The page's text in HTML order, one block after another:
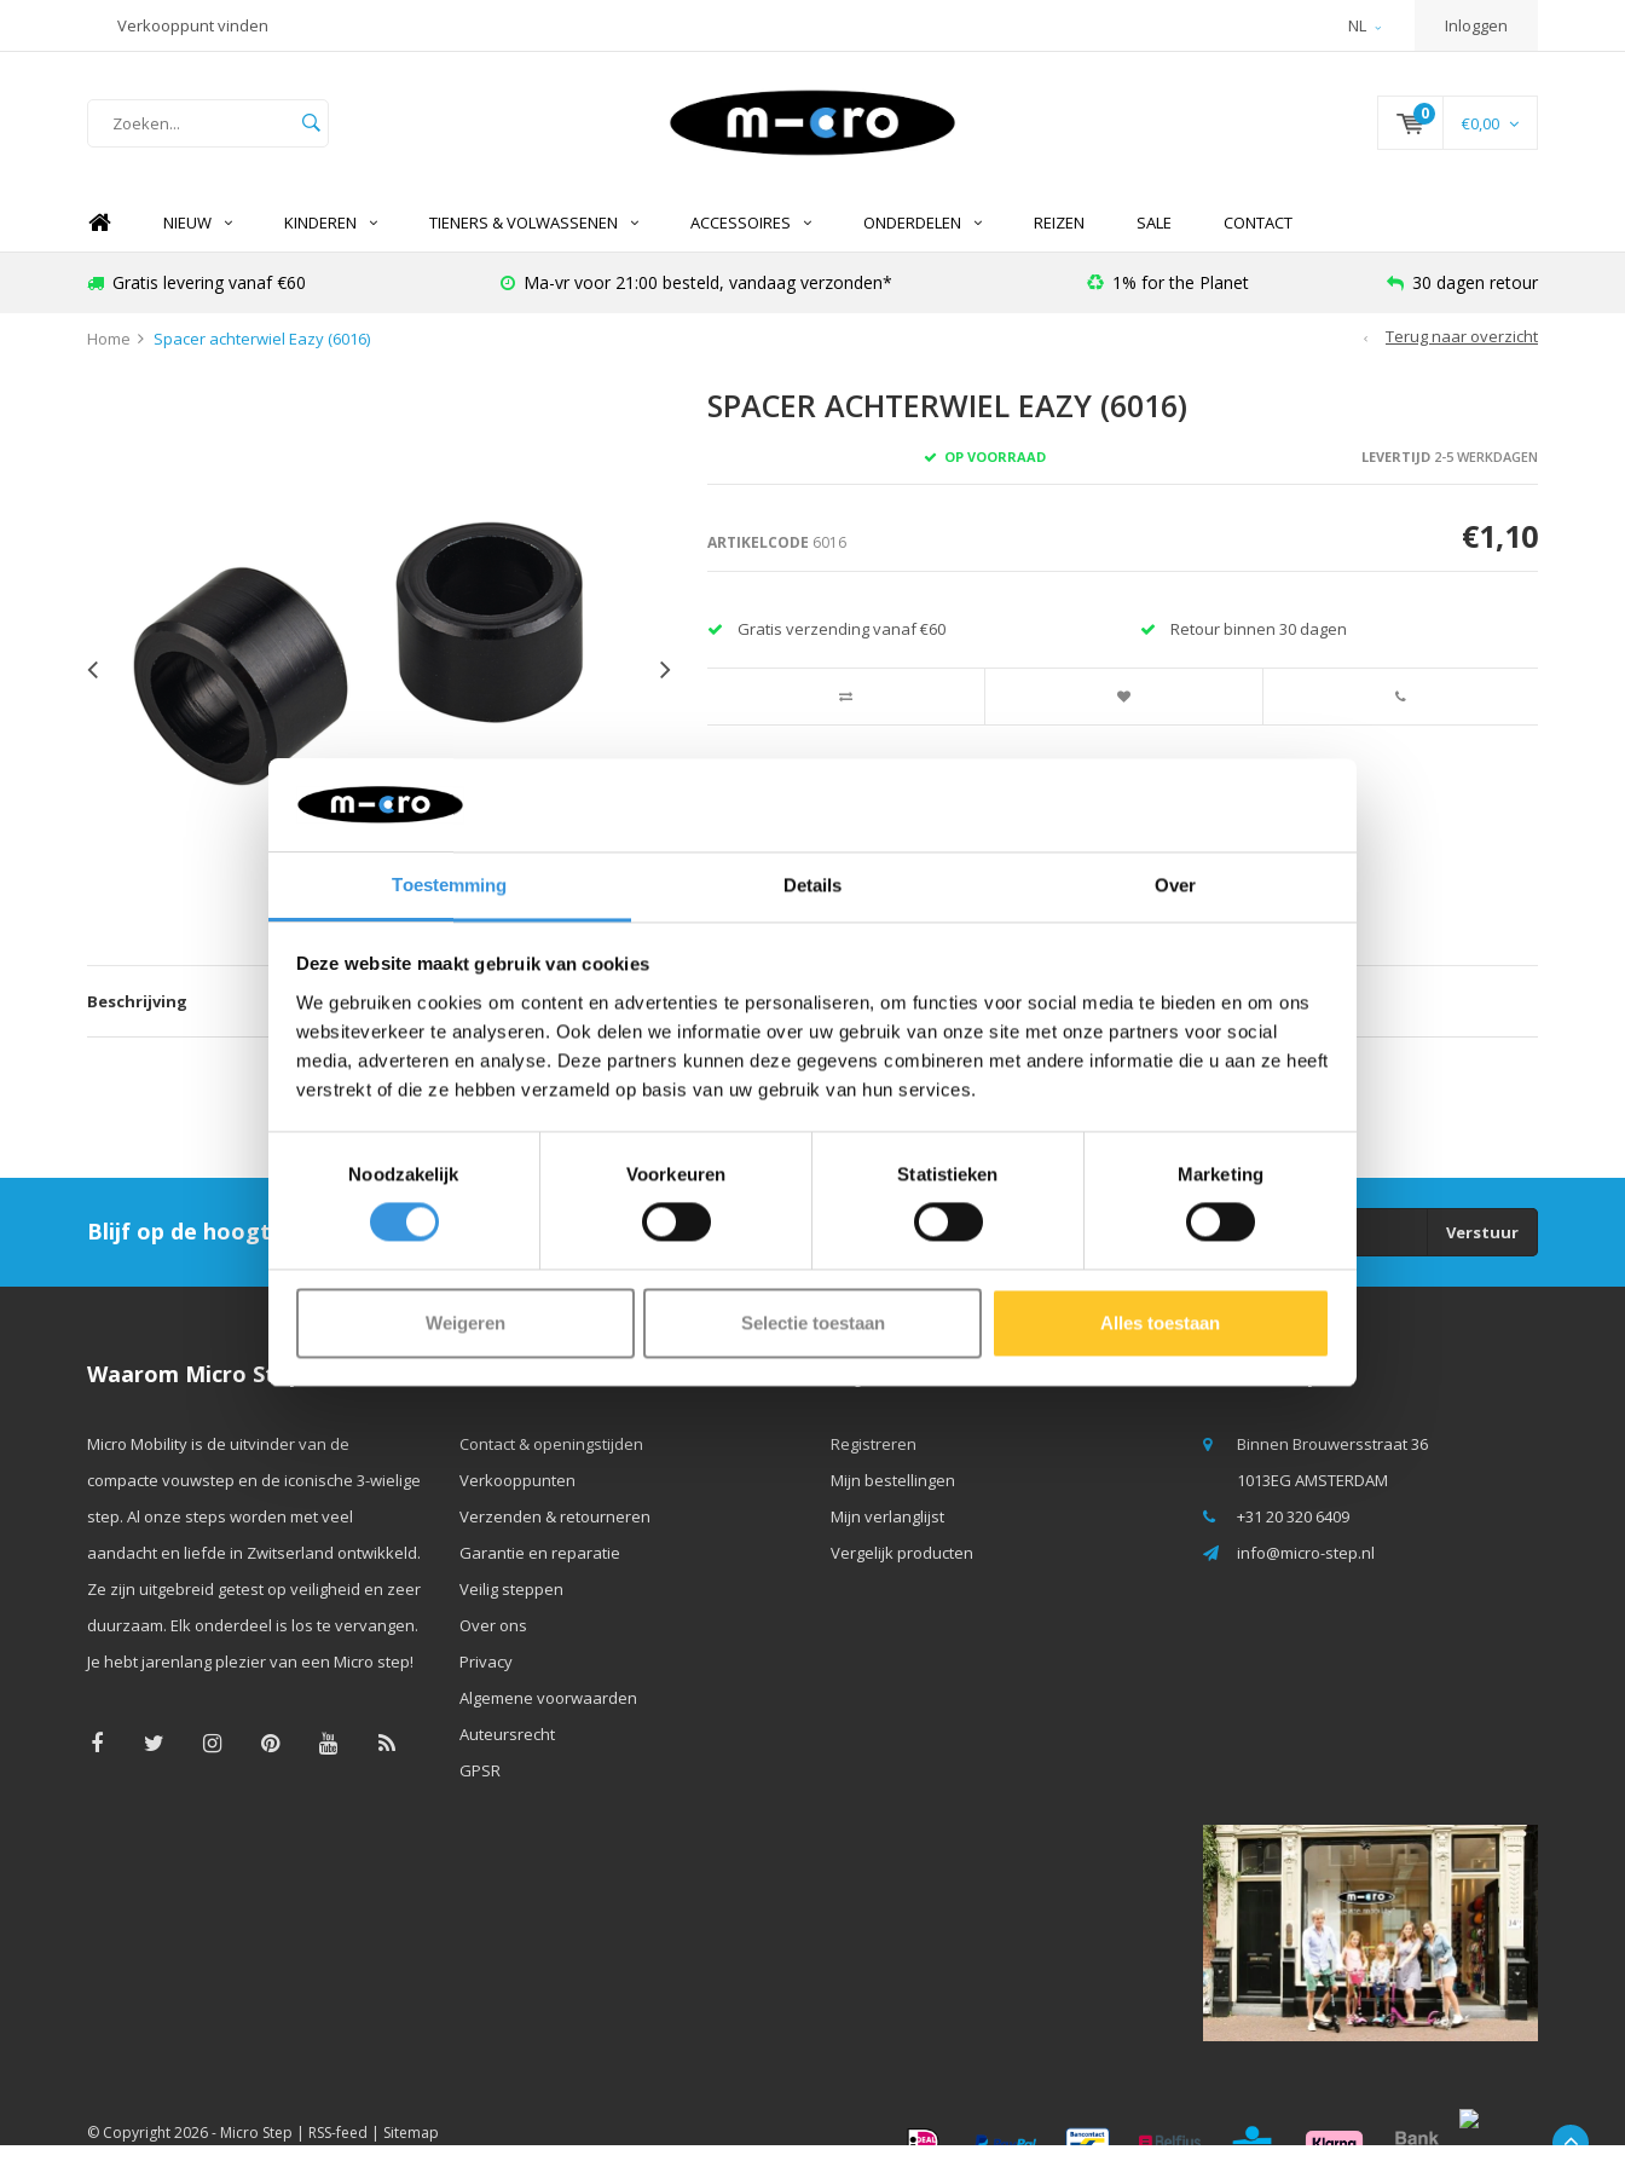
Toestemming Details Over
Deze website maakt gebruik van cookies
We gebruiken cookies om content en advertenties te personaliseren, om functies voor social media te bieden en om ons
websiteverkeer te analyseren. Ook delen we informatie over uw gebruik van onze site met onze partners voor social
media, adverteren en analyse. Deze partners kunnen deze gegevens combineren met andere informatie die u aan ze heeft
verstrekt of die ze hebben verzameld op basis van uw gebruik van hun services.
Noodzakelijk
Voorkeuren Statistieken Marketing
Weigeren Selectie toestaan Alles toestaan
Verkooppunt vinden NL Inloggen
0 €0,00
NIEUW KINDEREN TIENERS & VOLWASSENEN ACCESSOIRES ONDERDELEN REIZEN SALE CONTACT
Gratis levering vanaf €60 Ma-vr voor 21:00 besteld, vandaag verzonden* 1% for the Planet 30 dagen retour
Home Spacer achterwiel Eazy (6016) Terug naar overzicht
SPACER ACHTERWIEL EAZY (6016)
OP VOORRAAD LEVERTIJD2-5 WERKDAGEN
ARTIKELCODE 6016 €1,10
Gratis verzending vanaf €60 Retour binnen 30 dagen
Beschrijving
Blijf op de hoogte en schrijf je in voor onze nieuwsbrief Verstuur
Waarom Micro Step?
Micro Mobility is de uitvinder van de
compacte vouwstep en de iconische 3-wielige
step. Al onze steps worden met veel
aandacht en liefde in Zwitserland ontwikkeld.
Ze zijn uitgebreid getest op veiligheid en zeer
duurzaam. Elk onderdeel is los te vervangen.
Je hebt jarenlang plezier van een Micro step!
Contact & openingstijden
Verkooppunten
Verzenden & retourneren
Garantie en reparatie
Veilig steppen
Over ons
Privacy
Algemene voorwaarden
Auteursrecht
GPSR
Registreren
Mijn bestellingen
Mijn verlanglijst
Vergelijk producten
Micro Step BV
Binnen Brouwersstraat 36
1013EG AMSTERDAM
+31 20 320 6409
info@micro-step.nl
© Copyright 2026 - Micro Step | RSS-feed | Sitemap